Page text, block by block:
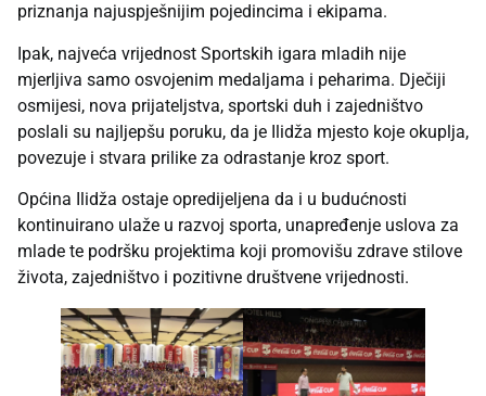
priznanja najuspješnijim pojedincima i ekipama.
Ipak, najveća vrijednost Sportskih igara mladih nije
mjerljiva samo osvojenim medaljama i peharima. Dječiji
osmijesi, nova prijateljstva, sportski duh i zajedništvo
poslali su najljepšu poruku, da je Ilidža mjesto koje okuplja,
povezuje i stvara prilike za odrastanje kroz sport.
Općina Ilidža ostaje opredijeljena da i u budućnosti
kontinuirano ulaže u razvoj sporta, unapređenje uslova za
mlade te podršku projektima koji promovišu zdrave stilove
života, zajedništvo i pozitivne društvene vrijednosti.